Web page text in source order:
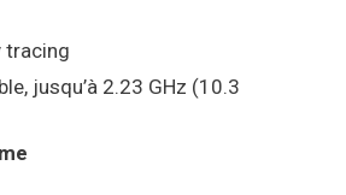
tracing
jusqu’à 2.23 GHz (10.3